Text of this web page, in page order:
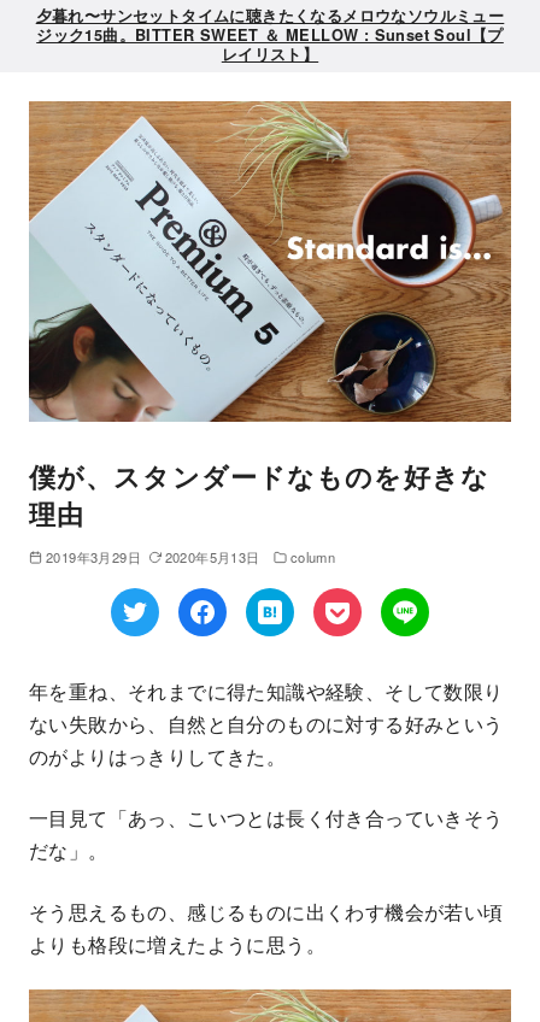
夕暮れ〜サンセットタイムに聴きたくなるメロウなソウルミュー
ジック15曲。BITTER SWEET ＆ MELLOW : Sunset Soul【プ
レイリスト】
僕が、スタンダードなものを好きな
理由
2019年3月29日 2020年5月13日 column
年を重ね、それまでに得た知識や経験、そして数限り
ない失敗から、自然と自分のものに対する好みという
のがよりはっきりしてきた。
一目見て「あっ、こいつとは長く付き合っていきそう
だな」。
そう思えるもの、感じるものに出くわす機会が若い頃
よりも格段に増えたように思う。